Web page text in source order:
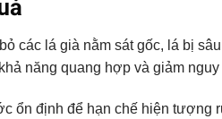
các lá già nằm sát gốc, lá bị
năng quang hợp và giảm
ổn định để hạn chế hiện tượng